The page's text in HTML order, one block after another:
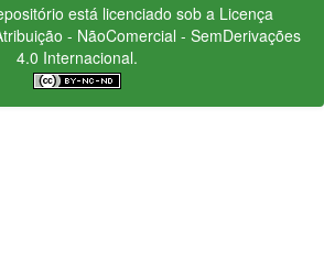
está licenciado sob a Licença
- NãoComercial - SemDerivações
4.0 Internacional.